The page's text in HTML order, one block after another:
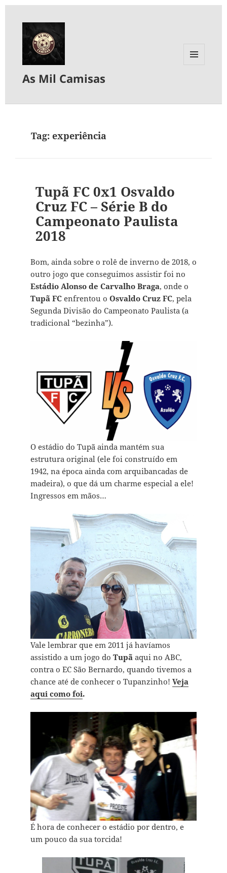
As Mil Camisas
Tag:experiência
Tupã FC 0x1 Osvaldo
Cruz FC – Série B do
Campeonato Paulista
2018
Bom, ainda sobre o rolê de inverno de 2018, o
outro jogo que conseguimos assistir foi no
Estádio Alonso de Carvalho Braga, onde o
Tupã FCenfrentou o Osvaldo Cruz FC, pela
Segunda Divisão do Campeonato Paulista (a
tradicional “bezinha”).
O estádio do Tupã ainda mantém sua
estrutura original (ele foi construído em
1942, na época ainda com arquibancadas de
madeira), o que dá um charme especial a ele!
Ingressos em mãos…
Vale lembrar que em 2011 já havíamos
assistido a um jogo do Tupãaqui no ABC,
contra o EC São Bernardo, quando tivemos a
chance até de conhecer o Tupanzinho! Veja
aqui como foi.
É hora de conhecer o estádio por dentro, e
um pouco da sua torcida!